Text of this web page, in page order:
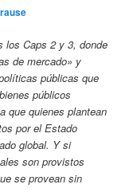
los Caps 2 y 3, donde
de mercado» y
públicas que
públicos
que quienes plantean
por el Estado
global. Y si
son provistos
se provean sin